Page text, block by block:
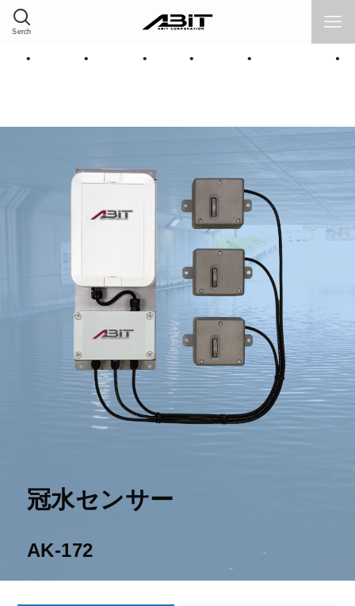
Serch
情報 採用情報 サポート Home 企業情報 ソリューション
冠水センサー
AK-172